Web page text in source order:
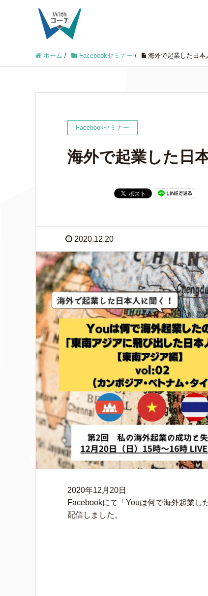
ホーム / Facebookセミナー / 海外で起業した日本
Facebookセミナー
海外で起業した日
2020.12.20
2020年12月20日
Facebookにて「Youは何で海外起業し
配信しました。